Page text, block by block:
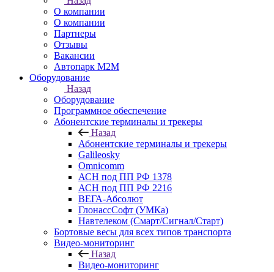
О компании
О компании
Партнеры
Отзывы
Вакансии
Автопарк М2М
Оборудование
Назад
Оборудование
Программное обеспечение
Абонентские терминалы и трекеры
Назад
Абонентские терминалы и трекеры
Galileosky
Omnicomm
АСН под ПП РФ 1378
АСН под ПП РФ 2216
ВЕГА-Абсолют
ГлонассСофт (УМКа)
Навтелеком (Смарт/Сигнал/Старт)
Бортовые весы для всех типов транспорта
Видео-мониторинг
Назад
Видео-мониторинг